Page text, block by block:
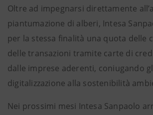
Oltre ad impegnarsi direttamente
piantumazione di alberi, Intesa
per la stessa finalità una quota delle
delle transazioni tramite carte di
dalle imprese aderenti, coniugando
digitalizzazione alla sostenibilità
Nei prossimi mesi Intesa Sanpaolo